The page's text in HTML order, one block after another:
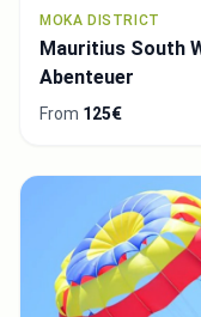
MOKA DISTRICT
Mauritius South
Abenteuer
From 125€